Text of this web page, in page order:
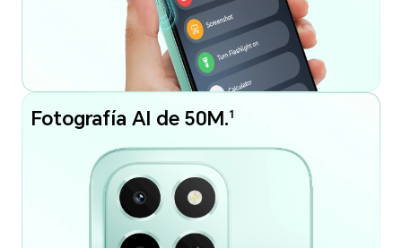
Fotografía AI de 50M.1